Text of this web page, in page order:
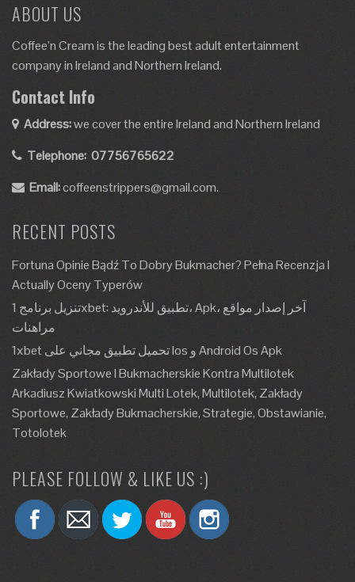
ABOUT US
Coffee’n Cream is the leading best adult entertainment
company in Ireland and Northern Ireland.
Contact Info
Address:we cover the entire Ireland and Northern Ireland
Telephone: 07756765622
Email:coffeenstrippers@gmail.com.
RECENT POSTS
Fortuna Opinie Bądź To Dobry Bukmacher? Pełna Recenzja I
Actually Oceny Typerów
تنزيل برنامج 1xbet: تطبيق للأندرويد، Apk، آخر إصدار مواقع
مراهنات
1xbet تحميل تطبيق مجاني على Ios و Android Os Apk
Zakłady Sportowe I Bukmacherskie Kontra Multilotek
Arkadiusz Kwiatkowski Multi Lotek, Multilotek, Zakłady
Sportowe, Zakłady Bukmacherskie, Strategie, Obstawianie,
Totolotek
PLEASE FOLLOW & LIKE US :)